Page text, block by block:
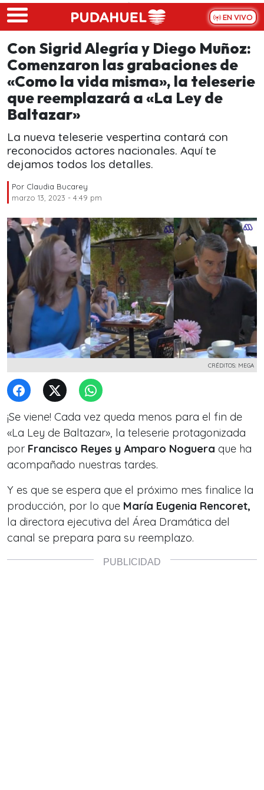
Skip to main content
EN VIVO
Con Sigrid Alegría y Diego Muñoz:
Comenzaron las grabaciones de
«Como la vida misma», la teleserie
que reemplazará a «La Ley de
Baltazar»
La nueva teleserie vespertina contará con
reconocidos actores nacionales. Aquí te
dejamos todos los detalles.
Por Claudia Bucarey
marzo 13, 2023 - 4:49 pm
CRÉDITOS: MEGA
¡Se viene! Cada vez queda menos para el fin de
«La Ley de Baltazar», la teleserie protagonizada
por Francisco Reyes y Amparo Noguera que ha
acompañado nuestras tardes.
Y es que se espera que el próximo mes finalice la
producción, por lo que María Eugenia Rencoret,
la directora ejecutiva del Área Dramática del
canal se prepara para su reemplazo.